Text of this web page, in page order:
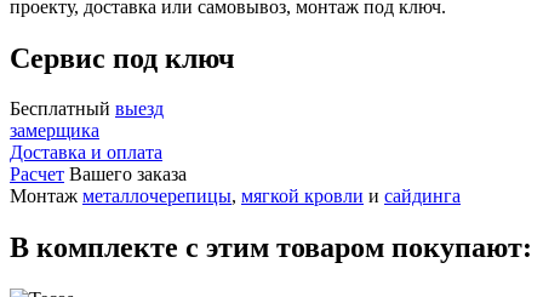
проекту, доставка или самовывоз, монтаж под ключ.
Сервис под ключ
Бесплатный выезд
замерщика
Доставка и оплата
Расчет Вашего заказа
Монтаж металлочерепицы, мягкой кровли и сайдинга
В комплекте с этим товаром покупают: